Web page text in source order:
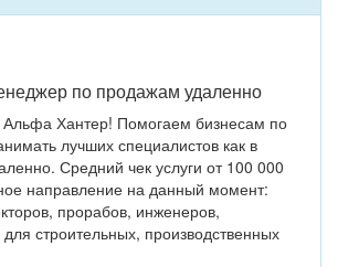
по продажам удаленно
Хантер! Помогаем бизнесам по
лучших специалистов как в
Средний чек услуги от 100 000
направление на данный момент:
прорабов, инженеров,
для строительных, производственных